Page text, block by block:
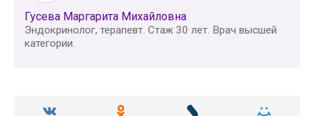
Гусева Маргарита Михайловна
Эндокринолог, терапевт. Стаж 30 лет. Врач высшей
категории.